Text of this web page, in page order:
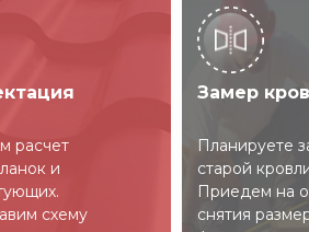
расчет
и
схему
Замер
Планируете
старой
Приедем на
снятия